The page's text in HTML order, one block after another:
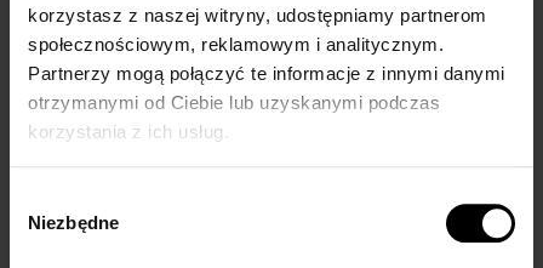
korzystasz z naszej witryny, udostępniamy partnerom
społecznościowym, reklamowym i analitycznym.
Partnerzy mogą połączyć te informacje z innymi danymi
otrzymanymi od Ciebie lub uzyskanymi podczas
korzystania z ich usług.
zgody
Niezbędne
Skarpetki do
mokasynów
damskich –
inspiracje i trendy
What to wear
fishnet tights with
and how to style
them? Our guide
style, taking over both
runways and everyday